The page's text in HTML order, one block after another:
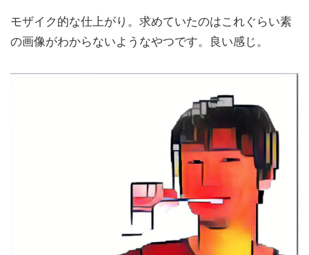
モザイク的な仕上がり。求めていたのはこれぐらい素
の画像がわからないようなやつです。良い感じ。